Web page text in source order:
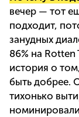
вечер — тот
подходит,
занудных
86% на
история о
быть добрее.
тихонько